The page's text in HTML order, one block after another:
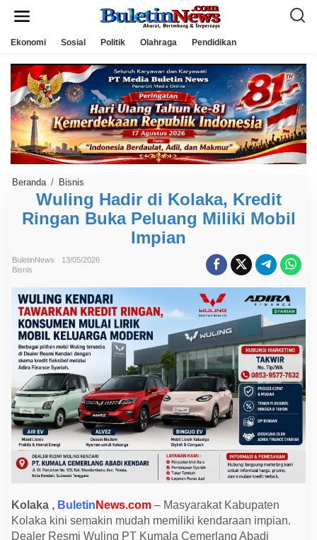
Ekonomi Sosial Politik Olahraga Pendidikan
Beranda / Bisnis
l
i
n
a
r
d
i
K
o
l
a
k
,
K
r
e
d
i
t
R
i
n
a
n
B
u
Wuling Hadir di Kolaka, Kredit
Ringan Buka Peluang Miliki Mobil
Impian
BuletinNews
13/05/2026
Bisnis
Kolaka , Buletin News.com – Masyarakat Kabupaten
Kolaka kini semakin mudah memiliki kendaraan impian.
Dealer Resmi Wuling PT Kumala Cemerlang Abadi